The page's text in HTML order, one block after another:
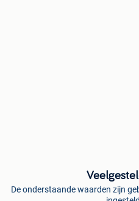
De onderstaande waarden zijn